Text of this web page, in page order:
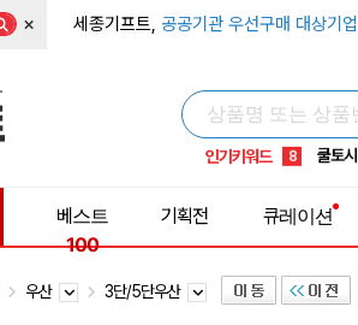
× 세종기프트, 공공기관 우선구매 대상기업
인기키워드
5 키캡
8 쿨토시
9 넥쿨러
1 선풍기
베스트
100
기획전 큐레이션
우산 3단/5단우산